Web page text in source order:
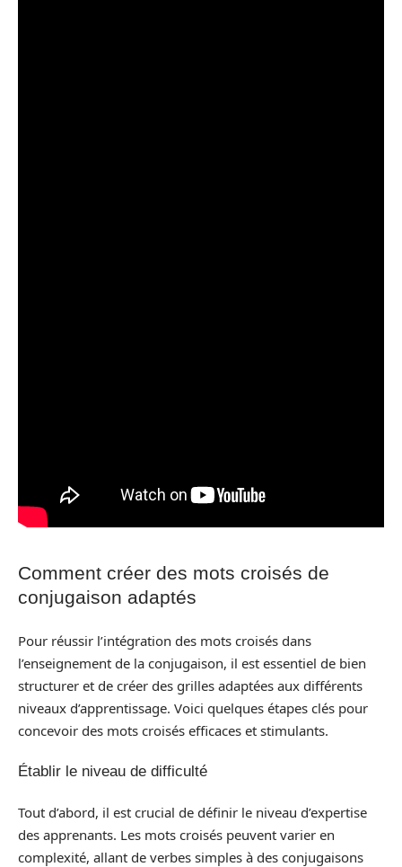
Comment créer des mots croisés de
conjugaison adaptés
Pour réussir l’intégration des mots croisés dans
l’enseignement de la conjugaison, il est essentiel de bien
structurer et de créer des grilles adaptées aux différents
niveaux d’apprentissage. Voici quelques étapes clés pour
concevoir des mots croisés efficaces et stimulants.
Établir le niveau de difficulté
Tout d’abord, il est crucial de définir le niveau d’expertise
des apprenants. Les mots croisés peuvent varier en
complexité, allant de verbes simples à des conjugaisons